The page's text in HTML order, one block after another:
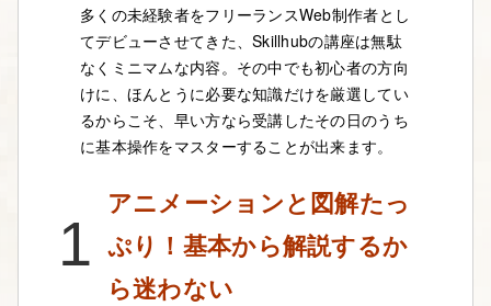
多くの未経験者をフリーランスWeb制作者とし
てデビューさせてきた、Skillhubの講座は無駄
なくミニマムな内容。その中でも初心者の方向
けに、ほんとうに必要な知識だけを厳選してい
るからこそ、早い方なら受講したその日のうち
に基本操作をマスターすることが出来ます。
1
アニメーションと図解たっ
ぷり！基本から解説するか
ら迷わない